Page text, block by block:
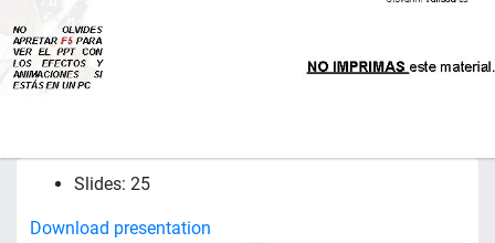
Slides: 25
Download presentation